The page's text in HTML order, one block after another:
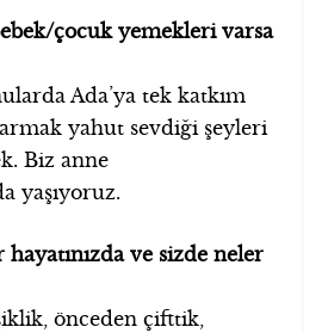
çocuk yemekleri varsa
Ada’ya tek katkım
yahut sevdiği şeyleri
Biz anne
yaşıyoruz.
ve sizde neler
önceden çifttik,